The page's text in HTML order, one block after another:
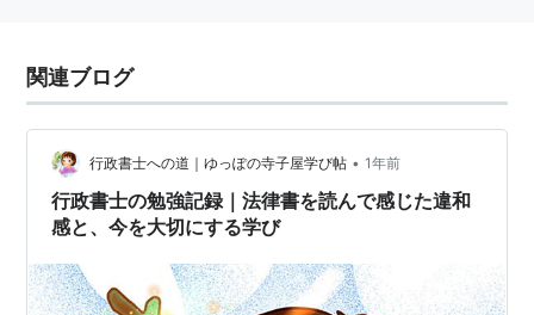
関連ブログ
行政書士への道｜ゆっぽの寺子屋学び帖 • 1年前
行政書士の勉強記録｜法律書を読んで感じた違和
感と、今を大切にする学び